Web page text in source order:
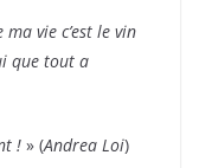
vie c’est le vin
que tout a
! » (Andrea Loi)